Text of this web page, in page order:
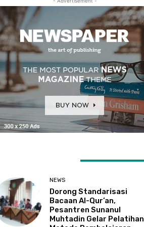
NEWS
Dorong Standarisasi
Bacaan Al-Qur’an,
Pesantren Sunanul
Muhtadin Gelar Pelatihan